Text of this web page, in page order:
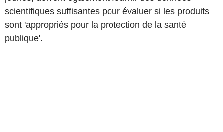
scientifiques suffisantes pour évaluer si les produits
sont 'appropriés pour la protection de la santé
publique'.